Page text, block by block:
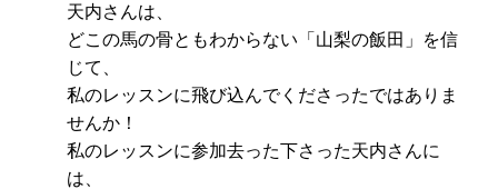
天内さんは、
どこの馬の骨ともわからない「山梨の飯田」を信
じて、
私のレッスンに飛び込んでくださったではありま
せんか！
私のレッスンに参加去った下さった天内さんに
は、